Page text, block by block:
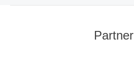
Partner